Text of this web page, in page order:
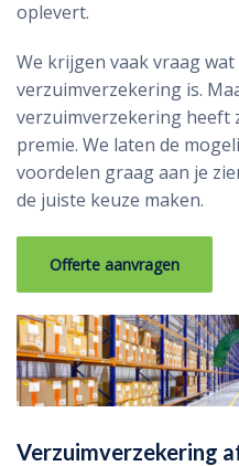
oplevert.
We krijgen vaak vraag
verzuimverzekering is.
verzuimverzekering heeft
premie. We laten de
voordelen graag aan je
de juiste keuze maken.
Offerte aanvragen
Verzuimverzekering